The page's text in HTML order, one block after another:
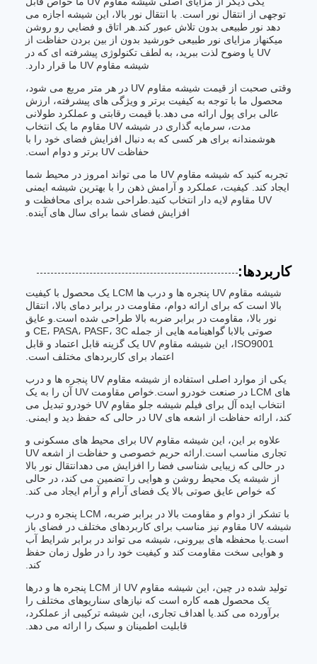
توجهی از انتقال نور است. با انتقال نور بالا، این شیشه اجازه می
دهد نور طبیعی بدون تلاش عبور کند.هر اتاق و فضايي رو روشن
ميکنهاز مزایای نور طبیعی خورشید بدون از بین بردن حفاظت از
UV یا وضوح لذت ببرید، به لطف تکنولوژی پیشرفته ای که در
شیشه مقاوم UV ما قرار دارد.
وقتی صحبت از قیمت شیشه مقاوم UV در هر متر مربع می شود،
محصول ما با توجه به کیفیت برتر و ویژگی های پیشرفته، ارزش
عالی برای پول ارائه می دهد.با قیمت رقابتی و عملکرد طولانی
مدت، سرمایه گذاری در شیشه UV مقاوم ما یک انتخاب
هوشمندانه برای هر کسی که به دنبال افزایش فضای خود را با
حفاظت UV برتر و دوام است.
تجربه کنید که شیشه مقاوم UV ما می تواند امروز در محیط شما
ایجاد کند. کیفیت، عملکرد و آرامش ذهن را با بهترین شیشه ایمنی
UV مقاوم لایه دار انتخاب کنید.طراحی شده برای محافظت و
افزایش فضای شما برای سال های آینده.
کاربردها:
شیشه مقاوم UV پنجره ها و درب ها LCM یک محصول با کیفیت
بالا است که برای ارائه دوام، مقاومت در برابر دمای بالا، انتقال
نور بالا، مقاومت در برابر ضربه بالا طراحی شده است.و عایق
صوتی بالابا گواهینامه هایی از جمله CE، PASA، PASF، 3C و
ISO9001، این شیشه مقاوم UV یک گزینه قابل اعتماد و قابل
اعتماد برای کاربردهای مختلف است.
یکی از موارد اصلی استفاده از شیشه مقاوم UV پنجره ها و درب
های LCM در صنعت خودرو است.خواص مقاومت UV آن را به یک
انتخاب ایده آل برای فیلم شیشه جلو مقاوم UV خودرو تبدیل می
کند، ارائه حفاظت از اشعه های UV در حالی که حفظ دید و ایمنی.
علاوه بر این، این شیشه مقاوم UV برای محیط های مسکونی و
تجاری مناسب است.ارائه حریم خصوصی و حفاظت از اشعه UV
در حالی که زیبایی شناسی فضا را افزایش می دهدانتقال نور بالا
از شیشه یک محیط روشن و هوایی را تضمین می کند، در حالی
که خواص عایق صوتی بالا یک فضای آرام و آرام ایجاد می کند.
با تشکر از دوام و مقاومت بالا در برابر ضربه، LCM پنجره و درب
شیشه UV مقاوم نیز مناسب برای کاربردهای مختلف در فضای باز
است.یا محفظه های بیرونی، شیشه می تواند در برابر شرایط آب
و هوایی سخت مقاومت کند و کیفیت خود را در طول زمان حفظ
کند.
تولید شده در چین، این شیشه مقاوم UV از LCM پنجره ها و درها
یک محصول همه کاره است که نیازهای سناریوهای مختلف را
برآورده می کند.یا اهداف تجاری، این شیشه ترکیبی از عملکرد،
قابلیت اطمینان و سبک را ارائه می دهد.